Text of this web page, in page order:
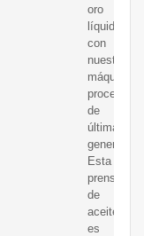
oro
líquido
con
nuestra
máquina
de
última
Esta
prensa
de
aceite
es